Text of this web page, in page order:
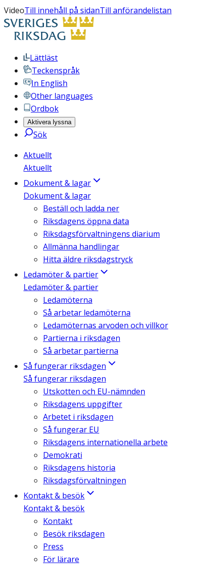
VideoTill innehåll på sidanTill anförandelistan
Lättläst
Teckenspråk
In English
Other languages
Ordbok
Aktivera lyssna
Sök
Aktuellt
Aktuellt
Dokument & lagar
Dokument & lagar
Beställ och ladda ner
Riksdagens öppna data
Riksdagsförvaltningens diarium
Allmänna handlingar
Hitta äldre riksdagstryck
Ledamöter & partier
Ledamöter & partier
Ledamöterna
Så arbetar ledamöterna
Ledamöternas arvoden och villkor
Partierna i riksdagen
Så arbetar partierna
Så fungerar riksdagen
Så fungerar riksdagen
Utskotten och EU-nämnden
Riksdagens uppgifter
Arbetet i riksdagen
Så fungerar EU
Riksdagens internationella arbete
Demokrati
Riksdagens historia
Riksdagsförvaltningen
Kontakt & besök
Kontakt & besök
Kontakt
Besök riksdagen
Press
För lärare